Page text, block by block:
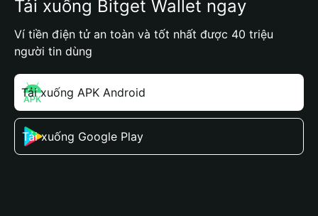
Tải xuống Bitget Wallet ngay
Ví tiền điện tử an toàn và tốt nhất được 40 triệu
người tin dùng
Tải xuống APK Android
Tải xuống Google Play